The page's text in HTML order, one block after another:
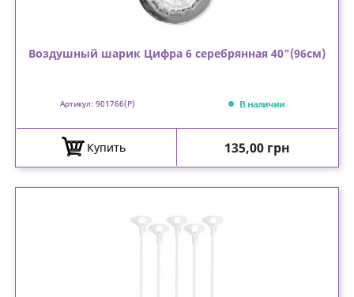
Воздушный шарик Цифра 6 серебрянная 40"(96см)
Артикул: 901766(P) В наличии
Купить Цена
135,00 грн